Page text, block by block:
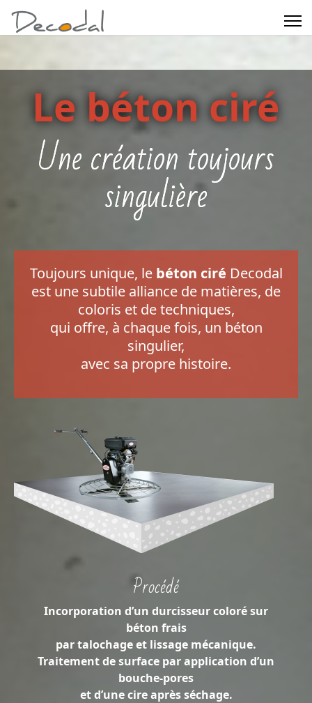
Le béton ciré
Une création toujours
singulière
Toujours unique, le béton ciré Decodal
est une subtile alliance de matières, de
coloris et de techniques,
qui offre, à chaque fois, un béton
singulier,
avec sa propre histoire.
Procédé
Incorporation d’un durcisseur coloré sur
béton frais
par talochage et lissage mécanique.
Traitement de surface par application d’un
bouche-pores
et d’une cire après séchage.